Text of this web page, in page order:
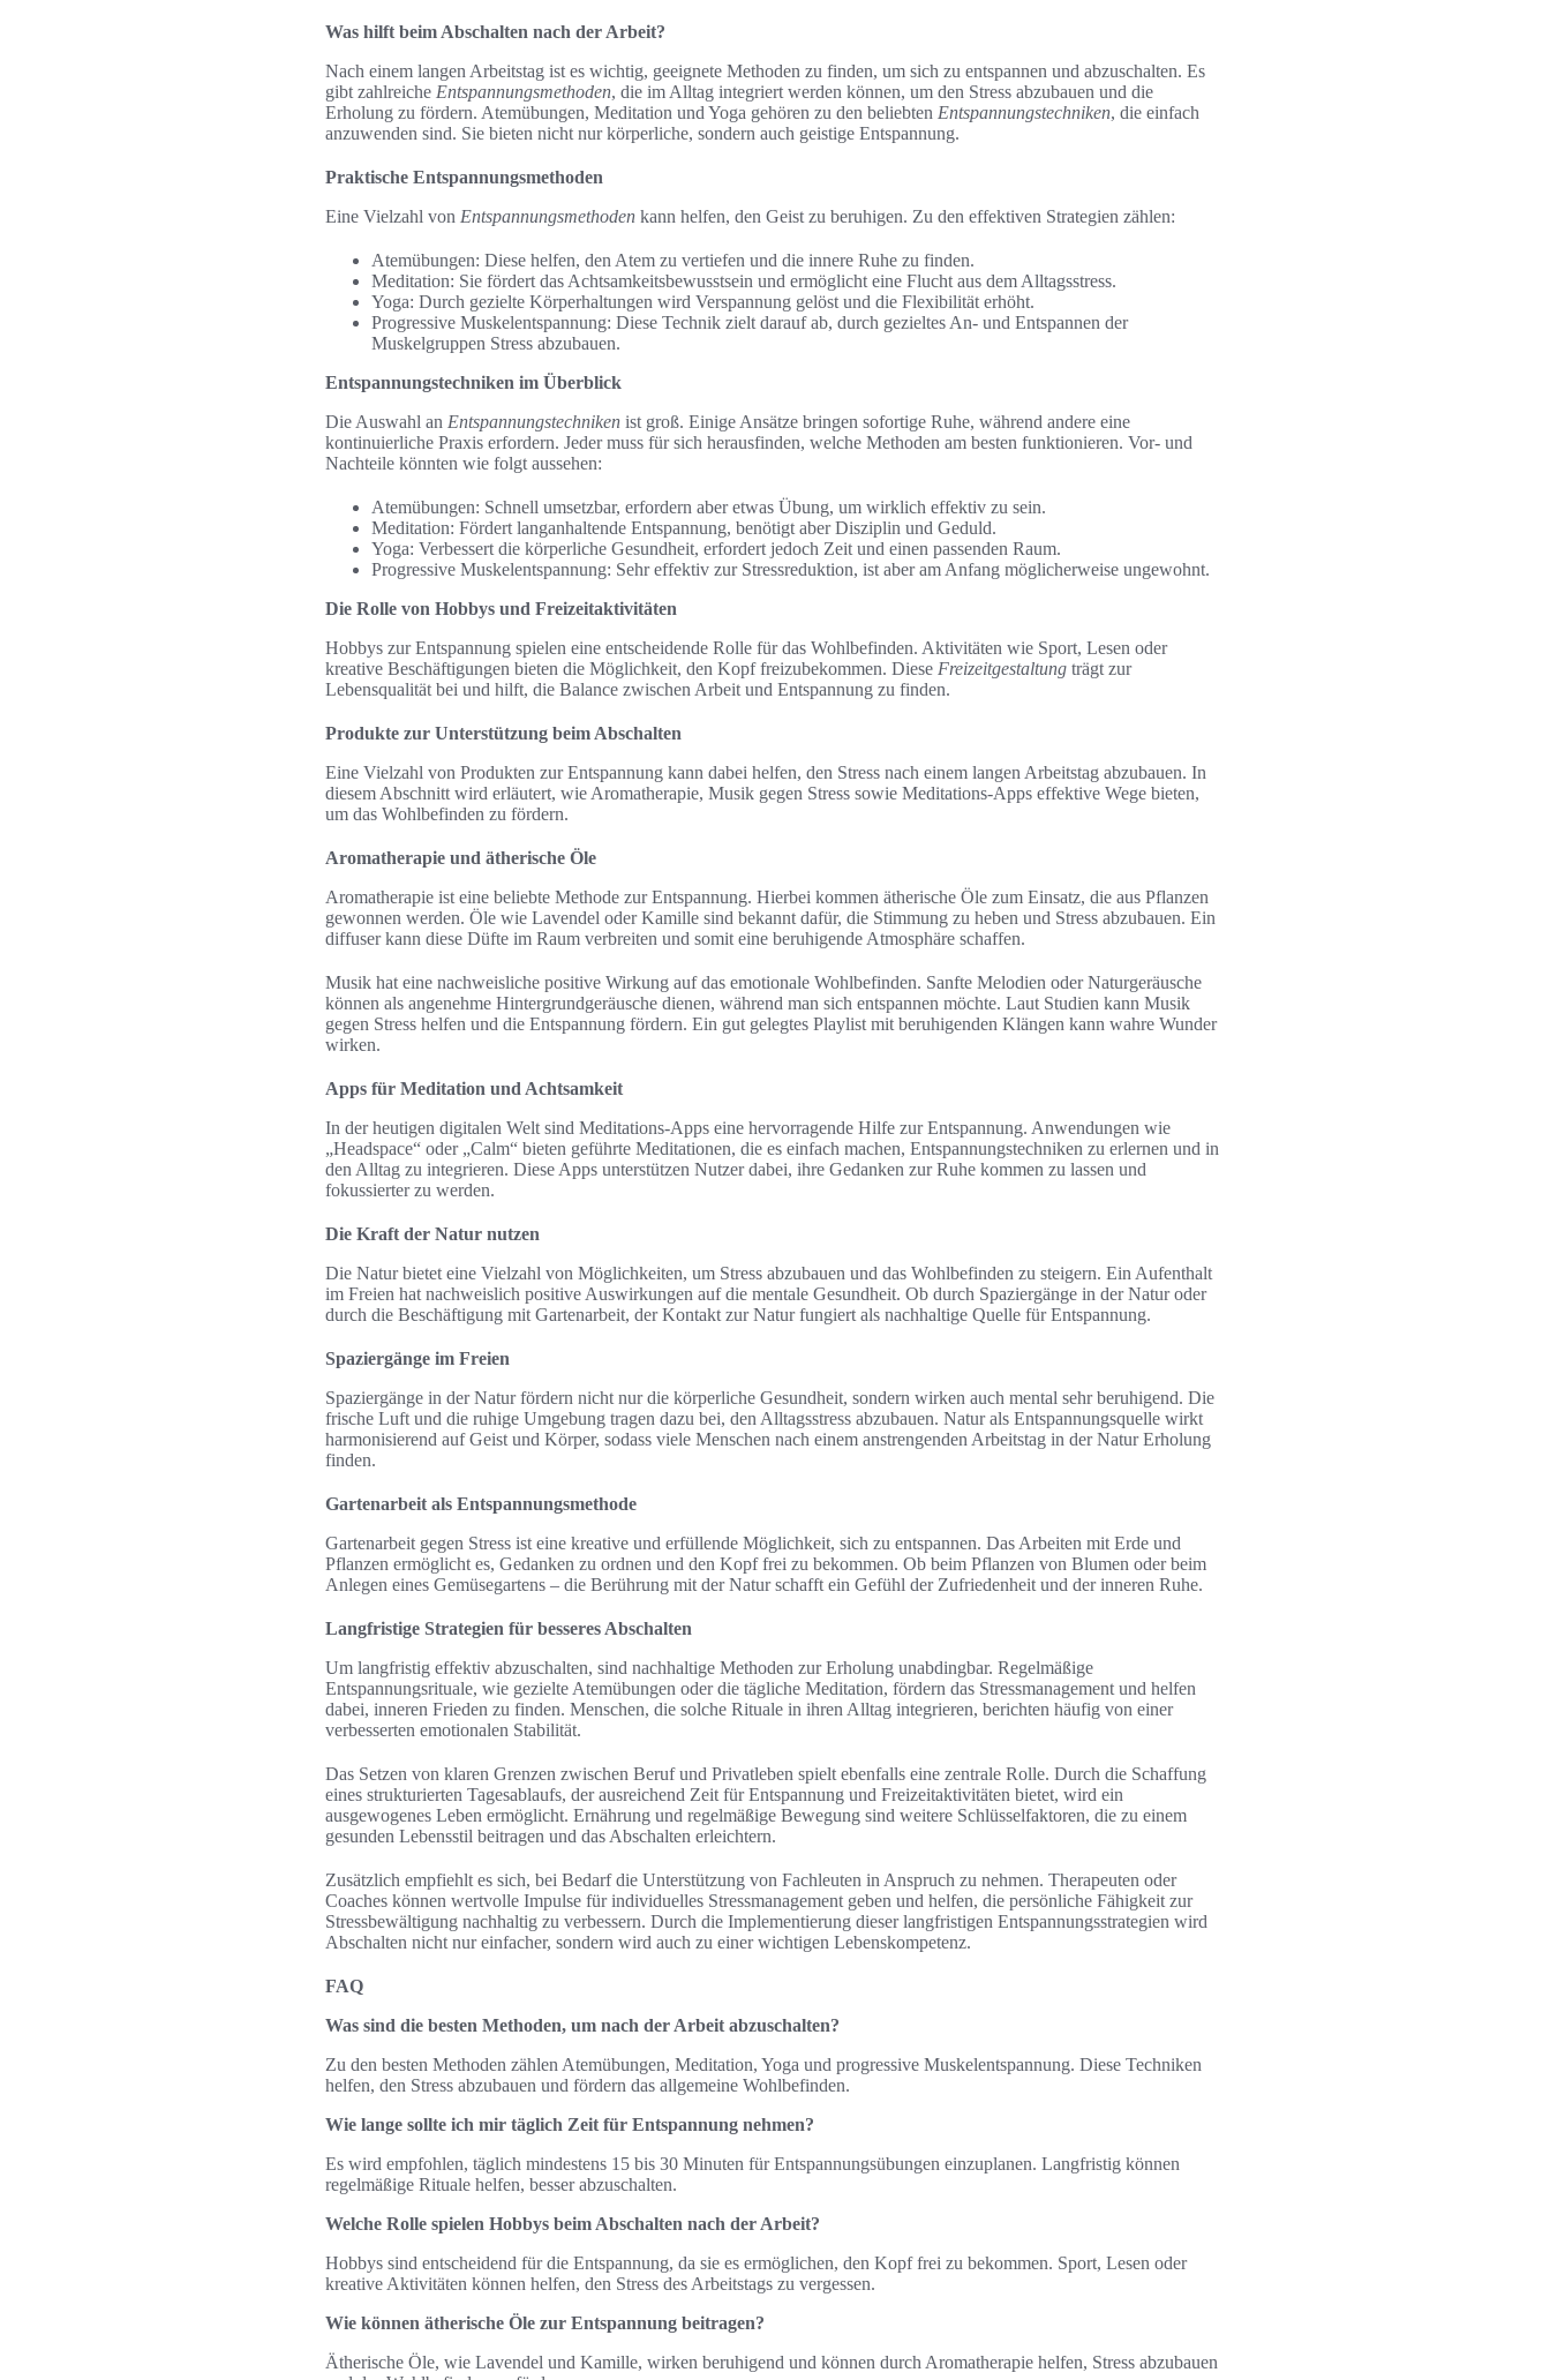
Was hilft beim Abschalten nach der Arbeit?
Nach einem langen Arbeitstag ist es wichtig, geeignete Methoden zu finden, um sich zu entspannen und abzuschalten. Es
gibt zahlreiche Entspannungsmethoden, die im Alltag integriert werden können, um den Stress abzubauen und die
Erholung zu fördern. Atemübungen, Meditation und Yoga gehören zu den beliebten Entspannungstechniken, die einfach
anzuwenden sind. Sie bieten nicht nur körperliche, sondern auch geistige Entspannung.
Praktische Entspannungsmethoden
Eine Vielzahl von Entspannungsmethoden kann helfen, den Geist zu beruhigen. Zu den effektiven Strategien zählen:
Atemübungen: Diese helfen, den Atem zu vertiefen und die innere Ruhe zu finden.
Meditation: Sie fördert das Achtsamkeitsbewusstsein und ermöglicht eine Flucht aus dem Alltagsstress.
Yoga: Durch gezielte Körperhaltungen wird Verspannung gelöst und die Flexibilität erhöht.
Progressive Muskelentspannung: Diese Technik zielt darauf ab, durch gezieltes An- und Entspannen der
Muskelgruppen Stress abzubauen.
Entspannungstechniken im Überblick
Die Auswahl an Entspannungstechniken ist groß. Einige Ansätze bringen sofortige Ruhe, während andere eine
kontinuierliche Praxis erfordern. Jeder muss für sich herausfinden, welche Methoden am besten funktionieren. Vor- und
Nachteile könnten wie folgt aussehen:
Atemübungen: Schnell umsetzbar, erfordern aber etwas Übung, um wirklich effektiv zu sein.
Meditation: Fördert langanhaltende Entspannung, benötigt aber Disziplin und Geduld.
Yoga: Verbessert die körperliche Gesundheit, erfordert jedoch Zeit und einen passenden Raum.
Progressive Muskelentspannung: Sehr effektiv zur Stressreduktion, ist aber am Anfang möglicherweise ungewohnt.
Die Rolle von Hobbys und Freizeitaktivitäten
Hobbys zur Entspannung spielen eine entscheidende Rolle für das Wohlbefinden. Aktivitäten wie Sport, Lesen oder
kreative Beschäftigungen bieten die Möglichkeit, den Kopf freizubekommen. Diese Freizeitgestaltung trägt zur
Lebensqualität bei und hilft, die Balance zwischen Arbeit und Entspannung zu finden.
Produkte zur Unterstützung beim Abschalten
Eine Vielzahl von Produkten zur Entspannung kann dabei helfen, den Stress nach einem langen Arbeitstag abzubauen. In
diesem Abschnitt wird erläutert, wie Aromatherapie, Musik gegen Stress sowie Meditations-Apps effektive Wege bieten,
um das Wohlbefinden zu fördern.
Aromatherapie und ätherische Öle
Aromatherapie ist eine beliebte Methode zur Entspannung. Hierbei kommen ätherische Öle zum Einsatz, die aus Pflanzen
gewonnen werden. Öle wie Lavendel oder Kamille sind bekannt dafür, die Stimmung zu heben und Stress abzubauen. Ein
diffuser kann diese Düfte im Raum verbreiten und somit eine beruhigende Atmosphäre schaffen.
Musik hat eine nachweisliche positive Wirkung auf das emotionale Wohlbefinden. Sanfte Melodien oder Naturgeräusche
können als angenehme Hintergrundgeräusche dienen, während man sich entspannen möchte. Laut Studien kann Musik
gegen Stress helfen und die Entspannung fördern. Ein gut gelegtes Playlist mit beruhigenden Klängen kann wahre Wunder
wirken.
Apps für Meditation und Achtsamkeit
In der heutigen digitalen Welt sind Meditations-Apps eine hervorragende Hilfe zur Entspannung. Anwendungen wie
„Headspace“ oder „Calm“ bieten geführte Meditationen, die es einfach machen, Entspannungstechniken zu erlernen und in
den Alltag zu integrieren. Diese Apps unterstützen Nutzer dabei, ihre Gedanken zur Ruhe kommen zu lassen und
fokussierter zu werden.
Die Kraft der Natur nutzen
Die Natur bietet eine Vielzahl von Möglichkeiten, um Stress abzubauen und das Wohlbefinden zu steigern. Ein Aufenthalt
im Freien hat nachweislich positive Auswirkungen auf die mentale Gesundheit. Ob durch Spaziergänge in der Natur oder
durch die Beschäftigung mit Gartenarbeit, der Kontakt zur Natur fungiert als nachhaltige Quelle für Entspannung.
Spaziergänge im Freien
Spaziergänge in der Natur fördern nicht nur die körperliche Gesundheit, sondern wirken auch mental sehr beruhigend. Die
frische Luft und die ruhige Umgebung tragen dazu bei, den Alltagsstress abzubauen. Natur als Entspannungsquelle wirkt
harmonisierend auf Geist und Körper, sodass viele Menschen nach einem anstrengenden Arbeitstag in der Natur Erholung
finden.
Gartenarbeit als Entspannungsmethode
Gartenarbeit gegen Stress ist eine kreative und erfüllende Möglichkeit, sich zu entspannen. Das Arbeiten mit Erde und
Pflanzen ermöglicht es, Gedanken zu ordnen und den Kopf frei zu bekommen. Ob beim Pflanzen von Blumen oder beim
Anlegen eines Gemüsegartens – die Berührung mit der Natur schafft ein Gefühl der Zufriedenheit und der inneren Ruhe.
Langfristige Strategien für besseres Abschalten
Um langfristig effektiv abzuschalten, sind nachhaltige Methoden zur Erholung unabdingbar. Regelmäßige
Entspannungsrituale, wie gezielte Atemübungen oder die tägliche Meditation, fördern das Stressmanagement und helfen
dabei, inneren Frieden zu finden. Menschen, die solche Rituale in ihren Alltag integrieren, berichten häufig von einer
verbesserten emotionalen Stabilität.
Das Setzen von klaren Grenzen zwischen Beruf und Privatleben spielt ebenfalls eine zentrale Rolle. Durch die Schaffung
eines strukturierten Tagesablaufs, der ausreichend Zeit für Entspannung und Freizeitaktivitäten bietet, wird ein
ausgewogenes Leben ermöglicht. Ernährung und regelmäßige Bewegung sind weitere Schlüsselfaktoren, die zu einem
gesunden Lebensstil beitragen und das Abschalten erleichtern.
Zusätzlich empfiehlt es sich, bei Bedarf die Unterstützung von Fachleuten in Anspruch zu nehmen. Therapeuten oder
Coaches können wertvolle Impulse für individuelles Stressmanagement geben und helfen, die persönliche Fähigkeit zur
Stressbewältigung nachhaltig zu verbessern. Durch die Implementierung dieser langfristigen Entspannungsstrategien wird
Abschalten nicht nur einfacher, sondern wird auch zu einer wichtigen Lebenskompetenz.
FAQ
Was sind die besten Methoden, um nach der Arbeit abzuschalten?
Zu den besten Methoden zählen Atemübungen, Meditation, Yoga und progressive Muskelentspannung. Diese Techniken
helfen, den Stress abzubauen und fördern das allgemeine Wohlbefinden.
Wie lange sollte ich mir täglich Zeit für Entspannung nehmen?
Es wird empfohlen, täglich mindestens 15 bis 30 Minuten für Entspannungsübungen einzuplanen. Langfristig können
regelmäßige Rituale helfen, besser abzuschalten.
Welche Rolle spielen Hobbys beim Abschalten nach der Arbeit?
Hobbys sind entscheidend für die Entspannung, da sie es ermöglichen, den Kopf frei zu bekommen. Sport, Lesen oder
kreative Aktivitäten können helfen, den Stress des Arbeitstags zu vergessen.
Wie können ätherische Öle zur Entspannung beitragen?
Ätherische Öle, wie Lavendel und Kamille, wirken beruhigend und können durch Aromatherapie helfen, Stress abzubauen